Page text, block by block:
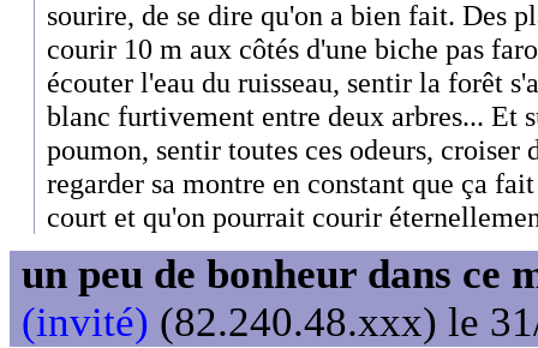
sourire, de se dire qu'on a bien fait. Des
courir 10 m aux côtés d'une biche pas
écouter l'eau du ruisseau, sentir la forêt
blanc furtivement entre deux arbres... Et
poumon, sentir toutes ces odeurs, croiser
regarder sa montre en constant que ça
court et qu'on pourrait courir
un peu de bonheur dans ce
(invité) (82.240.48.xxx) le